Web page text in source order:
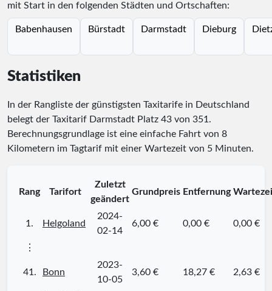
mit Start in den folgenden Städten und Ortschaften:
Babenhausen Bürstadt Darmstadt Dieburg
Statistiken
In der Rangliste der günstigsten Taxitarife in Deutschland
belegt der Taxitarif Darmstadt Platz 43 von 351.
Berechnungsgrundlage ist eine einfache Fahrt von 8
Kilometern im Tagtarif mit einer Wartezeit von 5 Minuten.
Rang Tarifort
Zuletzt
geändert
Grundpreis Entfernung
1. Helgoland
2024-
02-14
6,00 € 0,00 € 0,00 €
⋮
41. Bonn
2023-
10-05
3,60 € 18,27 € 2,63 €